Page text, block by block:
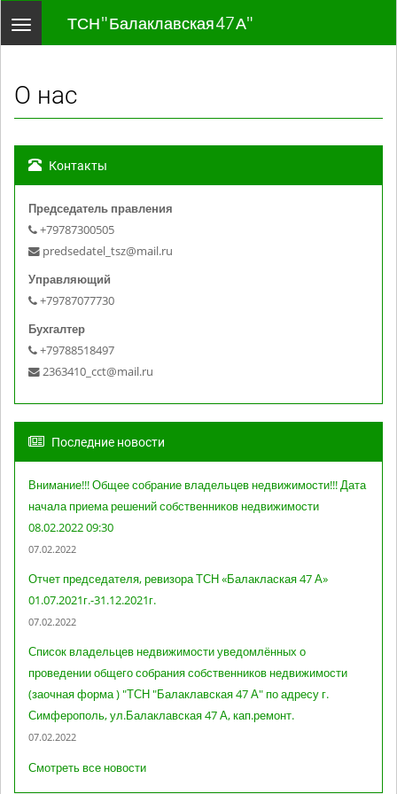
Toggle
navigation
ТСН " Балаклавская 47 А"
О нас
Контакты
Председатель правления
+79787300505
predsedatel_tsz@mail.ru
Управляющий
+79787077730
Бухгалтер
+79788518497
2363410_cct@mail.ru
Последние новости
Внимание!!! Общее собрание владельцев недвижимости!!! Дата
начала приема решений собственников недвижимости
08.02.2022 09:30
07.02.2022
Отчет председателя, ревизора ТСН «Балаклаская 47 А»
01.07.2021г.-31.12.2021г.
07.02.2022
Список владельцев недвижимости уведомлённых о
проведении общего собрания собственников недвижимости
(заочная форма ) "ТСН "Балаклавская 47 А" по адресу г.
Симферополь, ул.Балаклавская 47 А, кап.ремонт.
07.02.2022
Смотреть все новости